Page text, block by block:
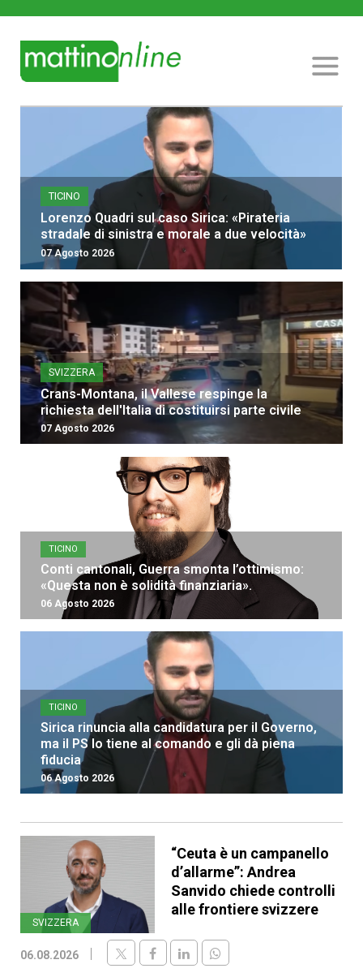
TICINO
Lorenzo Quadri sul caso Sirica: «Pirateria
stradale di sinistra e morale a due velocità»
07 Agosto 2026
SVIZZERA
Crans-Montana, il Vallese respinge la
richiesta dell'Italia di costituirsi parte civile
07 Agosto 2026
TICINO
Conti cantonali, Guerra smonta l’ottimismo:
«Questa non è solidità finanziaria».
06 Agosto 2026
TICINO
Sirica rinuncia alla candidatura per il Governo,
ma il PS lo tiene al comando e gli dà piena
fiducia
06 Agosto 2026
SVIZZERA
“Ceuta è un campanello
d’allarme”: Andrea
Sanvido chiede controlli
alle frontiere svizzere
06.08.2026